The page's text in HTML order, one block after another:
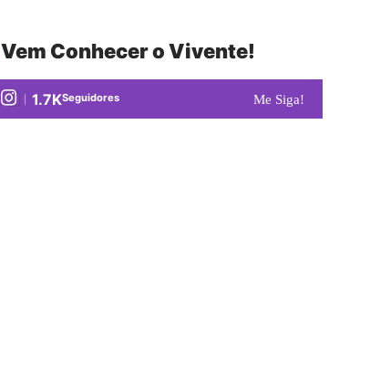
Vem Conhecer o Vivente!
1.7KSeguidores Me Siga!